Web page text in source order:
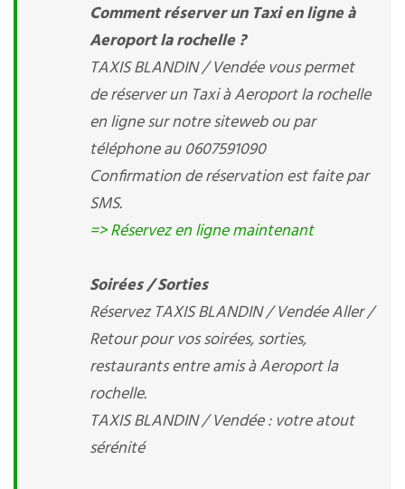
Comment réserver un Taxi en ligne à
Aeroport la rochelle ?
TAXIS BLANDIN / Vendée vous permet
de réserver un Taxi à Aeroport la rochelle
en ligne sur notre siteweb ou par
téléphone au 0607591090
Confirmation de réservation est faite par
SMS.
=> Réservez en ligne maintenant
Soirées / Sorties
Réservez TAXIS BLANDIN / Vendée Aller /
Retour pour vos soirées, sorties,
restaurants entre amis à Aeroport la
rochelle.
TAXIS BLANDIN / Vendée : votre atout
sérénité